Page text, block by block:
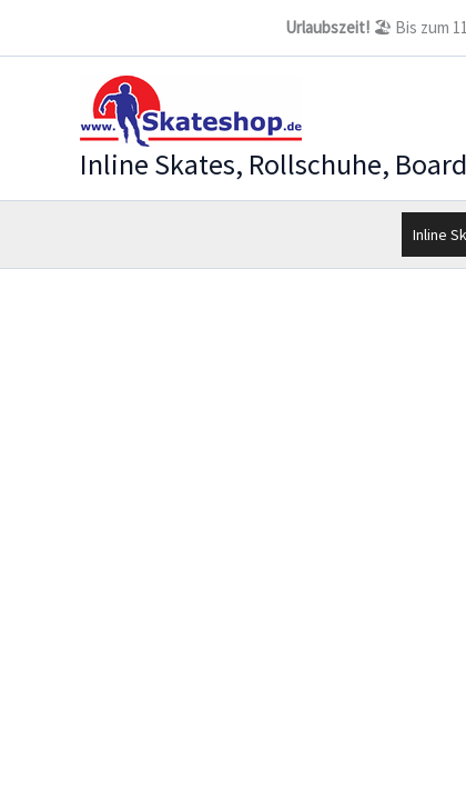
Urlaubszeit! 🏖️ Bis zum
Inline Skates, Rollschuhe,
Inline